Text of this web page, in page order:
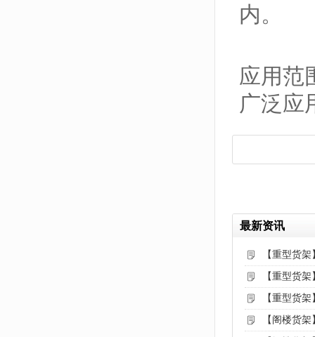
内。
应用范
广泛应
最新资讯
【重型货
【重型货
【重型货
【阁楼货